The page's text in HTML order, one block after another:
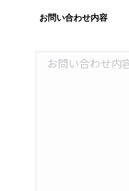
お問い合わせ内容